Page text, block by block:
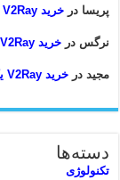
پریسا درخرید V2Ray یک‌ماهه
نرگس درخرید V2Ray یک‌ماهه
مجید درخرید V2Ray یک‌ماهه
دسته‌ها
تکنولوژی